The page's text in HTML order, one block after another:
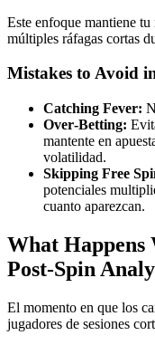
Este enfoque mantiene
múltiples ráfagas cortas
Mistakes to Avoid
Catching Fever:
Over‑Betting:
mantente en
volatilidad.
Skipping Free
potenciales
cuanto aparezcan.
What Happens
Post‑Spin
El momento en que los
jugadores de sesiones